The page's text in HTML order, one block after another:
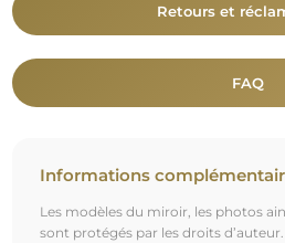
Retours et
FAQ
Informations
Les modèles du miroir, les photos
sont protégés par les droits